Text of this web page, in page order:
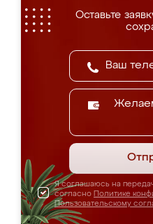
Оставьте
Я соглашаюсь на
согласно Политике
Пользовательскому